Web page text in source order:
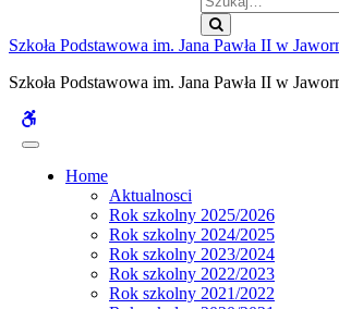
Szkoła Podstawowa im. Jana Pawła II w
Szkoła Podstawowa im. Jana Pawła II w
buttons
Home
Aktualnosci
Rok szkolny 2025/2026
Rok szkolny 2024/2025
Rok szkolny 2023/2024
Rok szkolny 2022/2023
Rok szkolny 2021/2022